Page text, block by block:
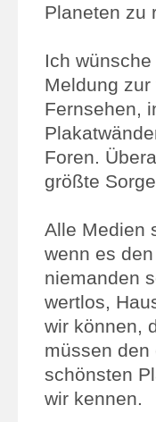
Planeten zu
Ich
Meldung
Fernsehen,
Foren.
größte
Alle Medien
wenn es
niemanden
wertlos,
wir können,
müssen den
schönsten
wir kennen.